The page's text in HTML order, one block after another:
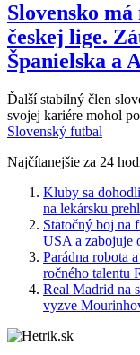
Slovensko
českej lige.
Španielska a
Ďalší stabilný člen
svojej kariére mohol
Slovenský futbal
Najčítanejšie za 24
Kluby sa
na lekársku
Statočný boj na
USA a zabojuje
Parádna robota
ročného talentu
Real Madrid na
vyzve